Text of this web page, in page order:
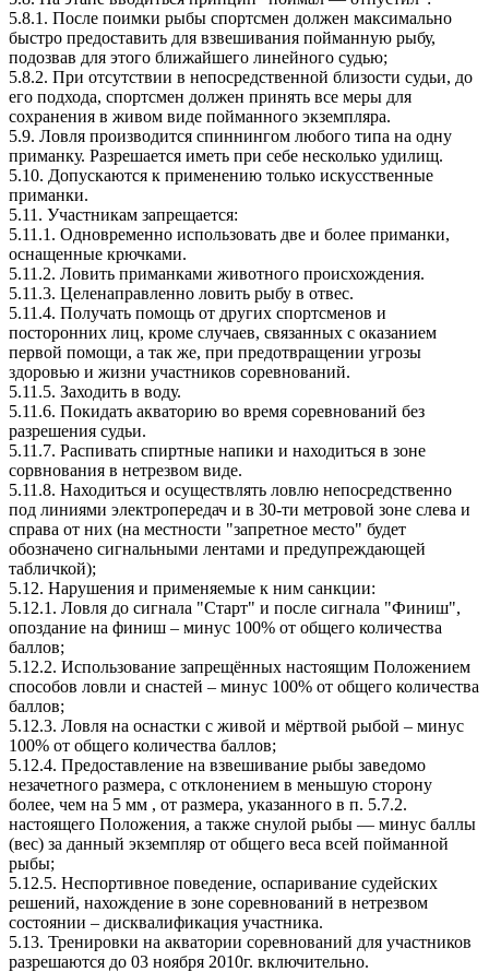
5.8.1. После поимки рыбы спортсмен должен максимально
быстро предоставить для взвешивания пойманную рыбу,
подозвав для этого ближайшего линейного судью;
5.8.2. При отсутствии в непосредственной близости судьи, до
его подхода, спортсмен должен принять все меры для
сохранения в живом виде пойманного экземпляра.
5.9. Ловля производится спиннингом любого типа на одну
приманку. Разрешается иметь при себе несколько удилищ.
5.10. Допускаются к применению только искусственные
приманки.
5.11. Участникам запрещается:
5.11.1. Одновременно использовать две и более приманки,
оснащенные крючками.
5.11.2. Ловить приманками животного происхождения.
5.11.3. Целенаправленно ловить рыбу в отвес.
5.11.4. Получать помощь от других спортсменов и
посторонних лиц, кроме случаев, связанных с оказанием
первой помощи, а так же, при предотвращении угрозы
здоровью и жизни участников соревнований.
5.11.5. Заходить в воду.
5.11.6. Покидать акваторию во время соревнований без
разрешения судьи.
5.11.7. Распивать спиртные напики и находиться в зоне
сорвнования в нетрезвом виде.
5.11.8. Находиться и осуществлять ловлю непосредственно
под линиями электропередач и в 30-ти метровой зоне слева и
справа от них (на местности "запретное место" будет
обозначено сигнальными лентами и предупреждающей
табличкой);
5.12. Нарушения и применяемые к ним санкции:
5.12.1. Ловля до сигнала "Старт" и после сигнала "Финиш",
опоздание на финиш – минус 100% от общего количества
баллов;
5.12.2. Использование запрещённых настоящим Положением
способов ловли и снастей – минус 100% от общего количества
баллов;
5.12.3. Ловля на оснастки с живой и мёртвой рыбой – минус
100% от общего количества баллов;
5.12.4. Предоставление на взвешивание рыбы заведомо
незачетного размера, с отклонением в меньшую сторону
более, чем на 5 мм , от размера, указанного в п. 5.7.2.
настоящего Положения, а также снулой рыбы — минус баллы
(вес) за данный экземпляр от общего веса всей пойманной
рыбы;
5.12.5. Неспортивное поведение, оспаривание судейских
решений, нахождение в зоне соревнований в нетрезвом
состоянии – дисквалификация участника.
5.13. Тренировки на акватории соревнований для участников
разрешаются до 03 ноября 2010г. включительно.